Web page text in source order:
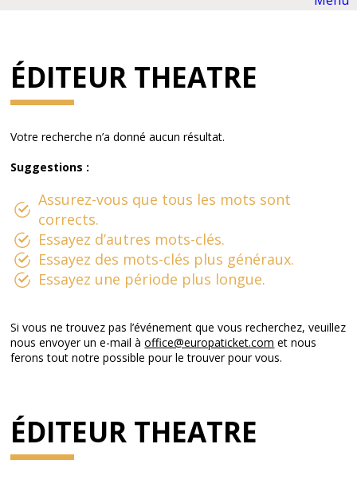
ÉDITEUR THEATRE
Votre recherche n’a donné aucun résultat.
Suggestions :
Assurez-vous que tous les mots sont
corrects.
Essayez d’autres mots-clés.
Essayez des mots-clés plus généraux.
Essayez une période plus longue.
Si vous ne trouvez pas l’événement que vous recherchez, veuillez
nous envoyer un e-mail àoffice@europaticket.com et nous
ferons tout notre possible pour le trouver pour vous.
ÉDITEUR THEATRE